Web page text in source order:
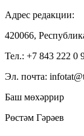
Адрес редакции:
420066,
Тел.: +7 843 222 0
Эл. почта:
Баш мөхәррир
Рөстәм Гәрәев